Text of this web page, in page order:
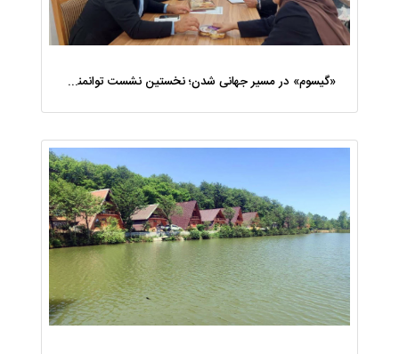
«گیسوم» در مسیر جهانی شدن؛ نخستین نشست توانمند سازی جامعه محلی در خانه خلاق روستا برگزار شد